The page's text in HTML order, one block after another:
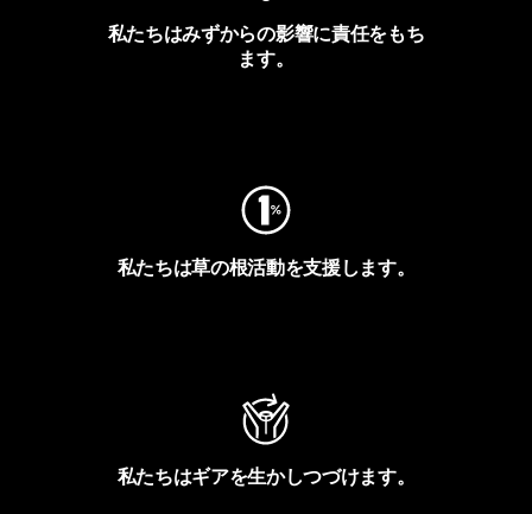
私たちはみずからの影響に責任をもち
ます。
私たちは草の根活動を支援します。
私たちはギアを生かしつづけます。